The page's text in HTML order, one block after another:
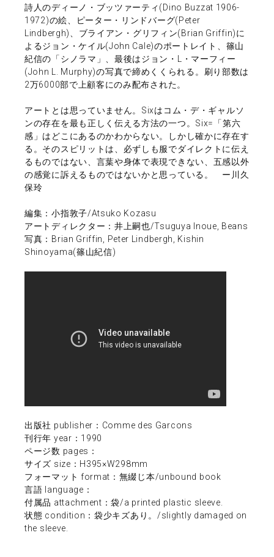
詩人のディーノ・ブッツァーティ(Dino Buzzat 1906-
1972)の絵、ピーター・リンドバーグ(Peter
Lindbergh)、ブライアン・グリフィン(Brian Griffin)に
よるジョン・ケイル(John Cale)のポートレイト、篠山
紀信の「シノラマ」、最後はジョン・L・マーフィー
(John L. Murphy)の写真で締めくくられる。刷り部数は
2万6000部で上顧客にのみ配布された。
アートとは思っていません。Sixはコム・デ・ギャルソ
ンの存在を最も正しく伝える方法の一つ。Six=「第六
感」はどこにあるのかわからない。しかし確かに存在す
る。そのスピリットは、必ずしも服でダイレクトに伝え
るものではない、言葉や身体で表現できない、五感以外
の感覚に訴えるものではないかと思っている。 ー川久
保玲
編集：小指敦子/Atsuko Kozasu
アートディレクター：井上嗣也/Tsuguya Inoue, Beans
写真：Brian Griffin, Peter Lindbergh, Kishin
Shinoyama(篠山紀信)
出版社 publisher：Comme des Garcons
刊行年 year：1990
ページ数 pages：
サイズ size：H395×W298mm
フォーマット format：無綴じ本/unbound book
言語 language：
付属品 attachment：袋/a printed plastic sleeve.
状態 condition：袋少キズあり。/slightly damaged on
the sleeve.